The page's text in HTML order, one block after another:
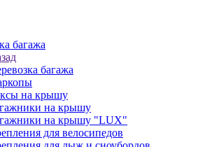
багажа
багажа
на крышу
на крышу
на крышу "LUX"
для велосипедов